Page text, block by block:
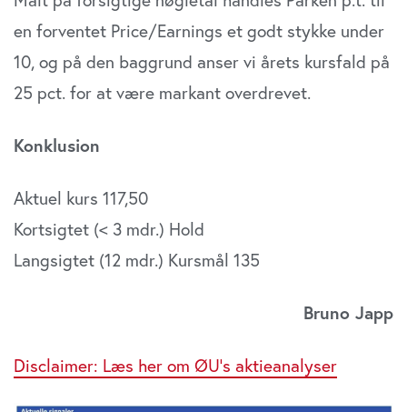
en forventet Price/Earnings et godt stykke under
10, og på den baggrund anser vi årets kursfald på
25 pct. for at være markant overdrevet.
Konklusion
Aktuel kurs 117,50
Kortsigtet (< 3 mdr.) Hold
Langsigtet (12 mdr.) Kursmål 135
Bruno Japp
Disclaimer: Læs her om ØU’s aktieanalyser